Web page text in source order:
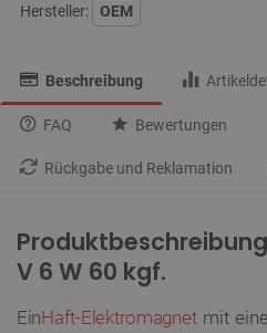
Hersteller: OEM
Beschreibung
FAQ Bewertungen
Rückgabe und Reklamation
V 6 W 60 kgf.
EinHaft-Elektromagnetmit